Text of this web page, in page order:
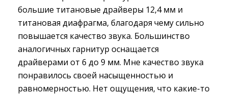
большие титановые драйверы 12,4 мм и
титановая диафрагма, благодаря чему сильно
повышается качество звука. Большинство
аналогичных гарнитур оснащается
драйверами от 6 до 9 мм. Мне качество звука
понравилось своей насыщенностью и
равномерностью. Нет ощущения, что какие-то